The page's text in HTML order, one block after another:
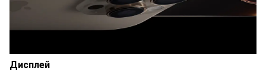
Дисплей